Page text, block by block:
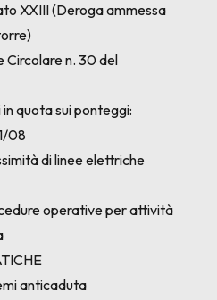
XXIII (Deroga ammessa
Circolare n. 30 del
quota sui ponteggi:
08
di linee elettriche
operative per attività
anticaduta